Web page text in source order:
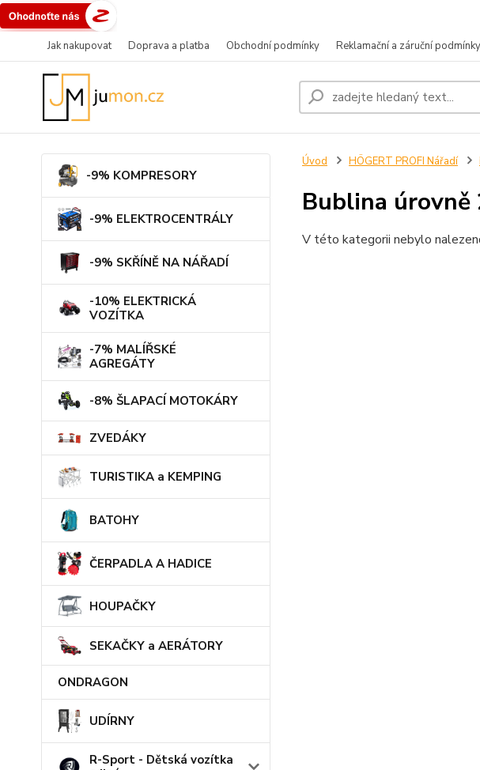
Jak nakupovat Doprava a platba Obchodní podmínky Reklamační a záruční podmínky
-9% KOMPRESORY
-9% ELEKTROCENTRÁLY
-9% SKŘÍNĚ NA NÁŘADÍ
-10% ELEKTRICKÁ
VOZÍTKA
-7% MALÍŘSKÉ
AGREGÁTY
-8% ŠLAPACÍ MOTOKÁRY
ZVEDÁKY
TURISTIKA a KEMPING
BATOHY
ČERPADLA A HADICE
HOUPAČKY
SEKAČKY a AERÁTORY
ONDRAGON
UDÍRNY
R-Sport - Dětská vozítka
Úvod HÖGERT PROFI Nářadí
Bublina úrovně
V této kategorii nebylo